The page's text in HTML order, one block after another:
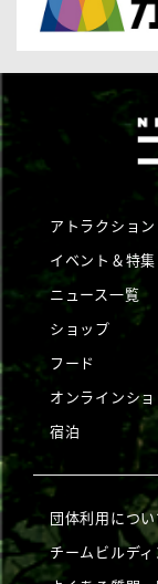
アトラクション
イベント＆特集
ニュース一覧
ショップ
フード
オンラインシ
宿泊
団体利用につ
チームビルデ